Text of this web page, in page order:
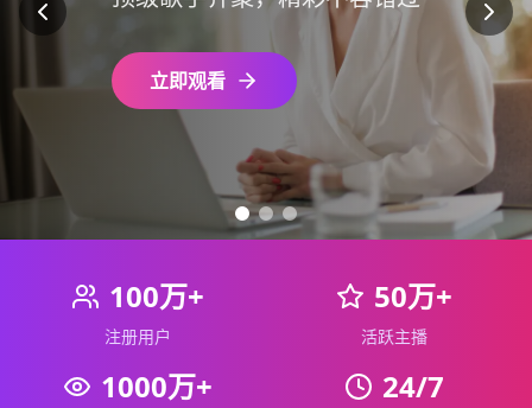
立即观看
100万+
注册用户
50万+
活跃主播
1000万+ 24/7